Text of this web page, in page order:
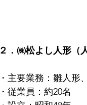
２．㈱松よし人形（
・主要業務：雛人形
・従業員：約20名